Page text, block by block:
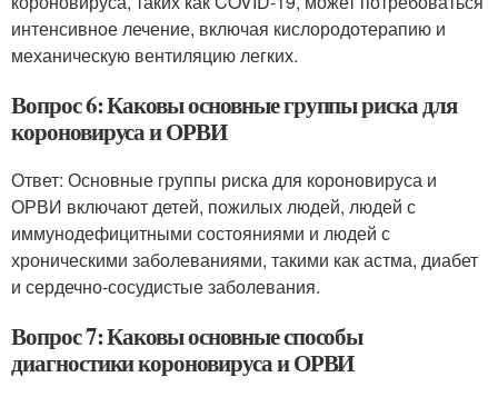
интенсивное лечение, включая кислородотерапию и
механическую вентиляцию легких.
Вопрос 6: Каковы основные группы риска для
короновируса и ОРВИ
Ответ: Основные группы риска для короновируса и
ОРВИ включают детей, пожилых людей, людей с
иммунодефицитными состояниями и людей с
хроническими заболеваниями, такими как астма, диабет
и сердечно-сосудистые заболевания.
Вопрос 7: Каковы основные способы
диагностики короновируса и ОРВИ